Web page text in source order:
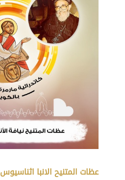
عظات المتنيح الانبا اثناسيوس